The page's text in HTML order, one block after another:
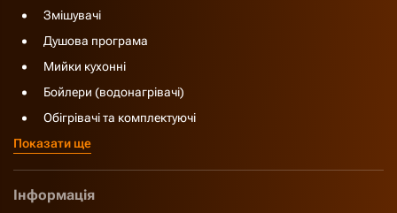
Змішувачі
Душова програма
Мийки кухонні
Бойлери (водонагрівачі)
Обігрівачі та комплектуючі
Показати ще
Інформація